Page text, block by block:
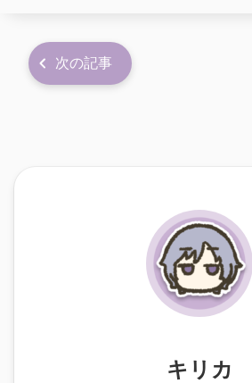
次の記事
キリカ